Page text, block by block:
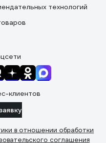
технологий
клиентов
в отношении обработки
соглашения